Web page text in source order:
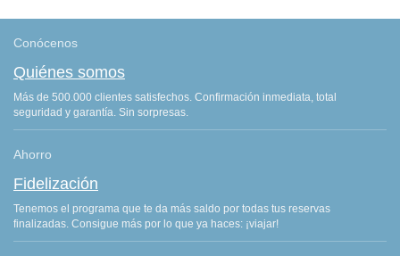
Conócenos
Quiénes somos
Más de 500.000 clientes satisfechos. Confirmación inmediata, total
seguridad y garantía. Sin sorpresas.
Ahorro
Fidelización
Tenemos el programa que te da más saldo por todas tus reservas
finalizadas. Consigue más por lo que ya haces: ¡viajar!